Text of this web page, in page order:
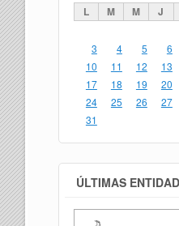
L M M J
3
4 5 6
10
11 12 13
17
18 19 20
24
25 26 27
31
ÚLTIMAS